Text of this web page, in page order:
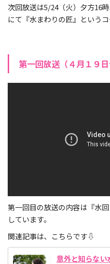
次回放送は5/24（火）夕方16
にて『水まわりの匠』という
第一回放送（４月１９
第一回目の放送の内容は『水
しています。
関連記事は、こちらです⇩
意外と知らな